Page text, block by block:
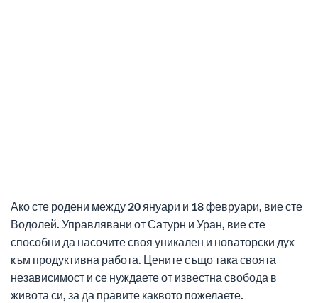
Ако сте родени между 20 януари и 18 февруари, вие сте
Водолей. Управлявани от Сатурн и Уран, вие сте
способни да насочите своя уникален и новаторски дух
към продуктивна работа. Цените също така своята
независимост и се нуждаете от известна свобода в
живота си, за да правите каквото пожелаете.